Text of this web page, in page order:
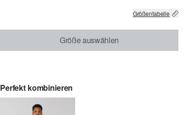
Größentabelle
Größe auswählen
Perfekt kombinieren